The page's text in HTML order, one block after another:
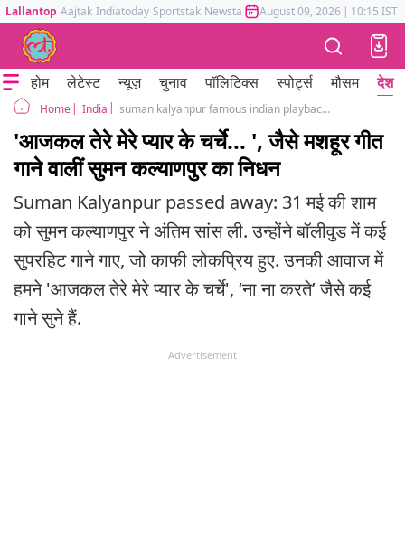
Lallantop Aajtak Indiatoday Sportstak Newstak Mumbai Tak Astrotak
August 09, 2026 | 10:15 IST
होम लेटेस्ट न्यूज़ चुनाव पॉलिटिक्स स्पोर्ट्स मौसम देश
Home India suman kalyanpur famous indian playback singer died at age 89 songs
'आजकल तेरे मेरे प्यार के चर्चे... ', जैसे मशहूर गीत
गाने वालीं सुमन कल्याणपुर का निधन
Suman Kalyanpur passed away: 31 मई की शाम
को सुमन कल्याणपुर ने अंतिम सांस ली. उन्होंने बॉलीवुड में कई
सुपरहिट गाने गाए, जो काफी लोकप्रिय हुए. उनकी आवाज में
हमने 'आजकल तेरे मेरे प्यार के चर्चे', ‘ना ना करते’ जैसे कई
गाने सुने हैं.
Advertisement